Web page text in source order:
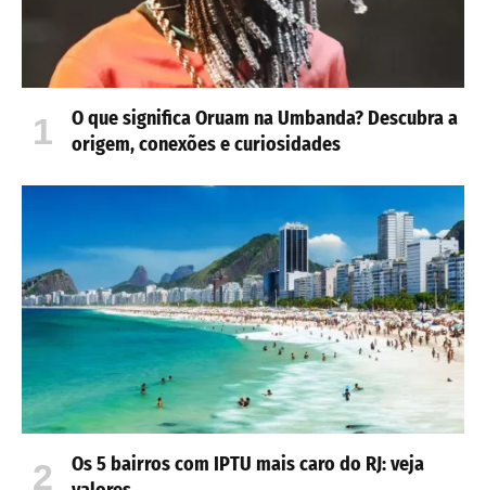
O que significa Oruam na Umbanda? Descubra a
origem, conexões e curiosidades
Os 5 bairros com IPTU mais caro do RJ: veja